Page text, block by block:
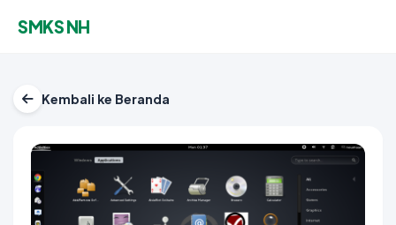
SMKS NH
Kembali ke Beranda